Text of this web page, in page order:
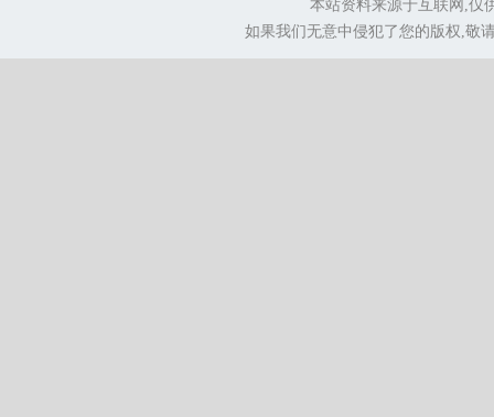
本站资料来源于互联网,仅
如果我们无意中侵犯了您的版权,敬